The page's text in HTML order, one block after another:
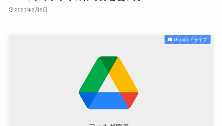
2021年2月9日
Googleドライブ